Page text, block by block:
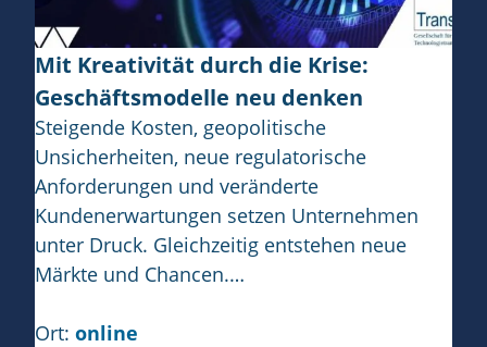
Mit Kreativität durch die Krise:
Geschäftsmodelle neu denken
Steigende Kosten, geopolitische
Unsicherheiten, neue regulatorische
Anforderungen und veränderte
Kundenerwartungen setzen Unternehmen
unter Druck. Gleichzeitig entstehen neue
Märkte und Chancen.…
Ort:online